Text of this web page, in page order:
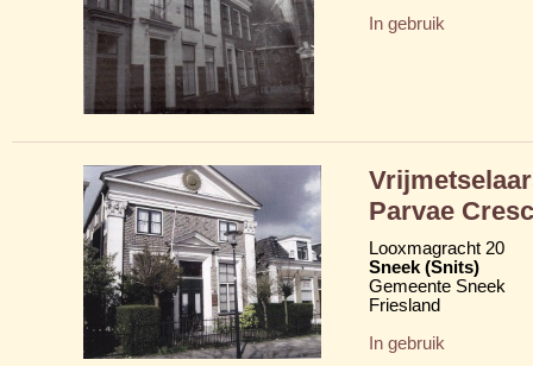
In gebruik
Parvae
Looxmagracht 20
Sneek (Snits)
Gemeente Sneek
Friesland
In gebruik